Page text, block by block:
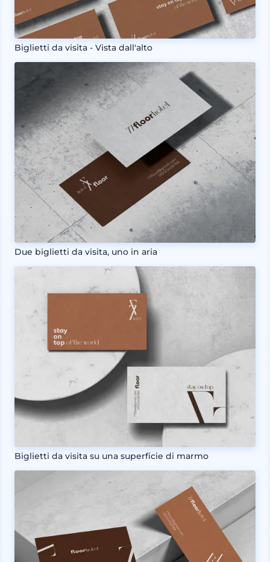
Biglietti da visita - Vista dall'alto
Due biglietti da visita, uno in aria
Biglietti da visita su una superficie di marmo